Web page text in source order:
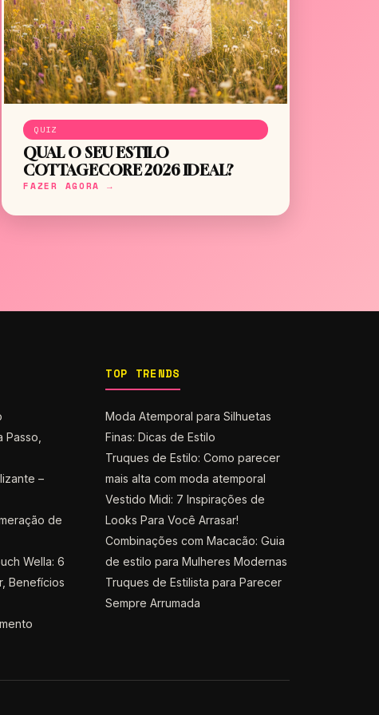
QUIZ
QUAL O SEU ESTILO
COTTAGECORE 2026 IDEAL?
FAZER AGORA →
–
de
Wella: 6
Benefícios
TOP TRENDS
Moda Atemporal para Silhuetas
Finas: Dicas de Estilo
Truques de Estilo: Como parecer
mais alta com moda atemporal
Vestido Midi: 7 Inspirações de
Looks Para Você Arrasar!
Combinações com Macacão: Guia
de estilo para Mulheres Modernas
Truques de Estilista para Parecer
Sempre Arrumada